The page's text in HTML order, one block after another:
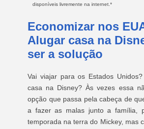
disponíveis livremente na internet.*
Economizar nos
Alugar casa na
ser a solução
Vai viajar para os Estados
casa na Disney? Às vezes essa
opção que passa pela cabeça de
a fazer as malas junto a família,
temporada na terra do Mickey, mas